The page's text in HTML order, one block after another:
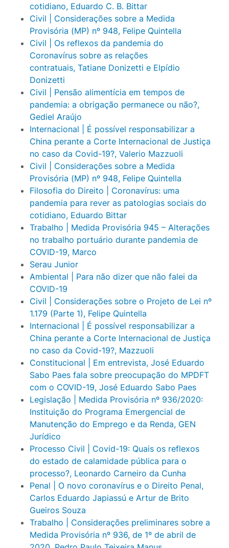
cotidiano, Eduardo C. B. Bittar
Civil | Considerações sobre a Medida
Provisória (MP) nº 948, Felipe Quintella
Civil | Os reflexos da pandemia do
Coronavírus sobre as relações
contratuais, Tatiane Donizetti e Elpídio
Donizetti
Civil | Pensão alimentícia em tempos de
pandemia: a obrigação permanece ou não?,
Gediel Araújo
Internacional | É possível responsabilizar a
China perante a Corte Internacional de Justiça
no caso da Covid-19?, Valerio Mazzuoli
Civil | Considerações sobre a Medida
Provisória (MP) nº 948, Felipe Quintella
Filosofia do Direito | Coronavírus: uma
pandemia para rever as patologias sociais do
cotidiano, Eduardo Bittar
Trabalho | Medida Provisória 945 – Alterações
no trabalho portuário durante pandemia de
COVID-19, Marco
Serau Junior
Ambiental | Para não dizer que não falei da
COVID-19
Civil | Considerações sobre o Projeto de Lei nº
1.179 (Parte 1), Felipe Quintella
Internacional | É possível responsabilizar a
China perante a Corte Internacional de Justiça
no caso da Covid-19?, Mazzuoli
Constitucional | Em entrevista, José Eduardo
Sabo Paes fala sobre preocupação do MPDFT
com o COVID-19, José Eduardo Sabo Paes
Legislação | Medida Provisória nº 936/2020:
Instituição do Programa Emergencial de
Manutenção do Emprego e da Renda, GEN
Jurídico
Processo Civil | Covid-19: Quais os reflexos
do estado de calamidade pública para o
processo?, Leonardo Carneiro da Cunha
Penal | O novo coronavírus e o Direito Penal,
Carlos Eduardo Japiassú e Artur de Brito
Gueiros Souza
Trabalho | Considerações preliminares sobre a
Medida Provisória nº 936, de 1º de abril de